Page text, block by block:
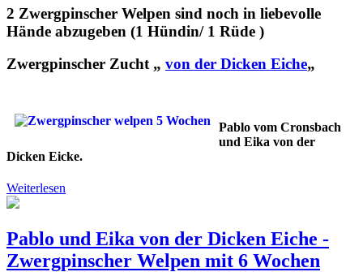
2 Zwergpinscher Welpen sind noch in liebevolle
Hände abzugeben (1 Hündin/ 1 Rüde )
Zwergpinscher Zucht „ von der Dicken Eiche„
Pablo vom Cronsbach
und Eika von der
Dicken Eicke.
Weiterlesen
Pablo und Eika von der Dicken Eiche -
Zwergpinscher Welpen mit 6 Wochen